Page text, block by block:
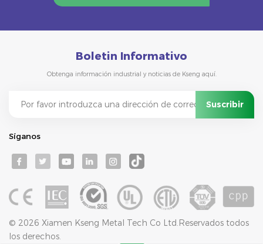
Boletin Informativo
Obtenga información industrial y noticias de Kseng aquí.
Síganos
© 2026 Xiamen Kseng Metal Tech Co Ltd.Reservados todos
los derechos.